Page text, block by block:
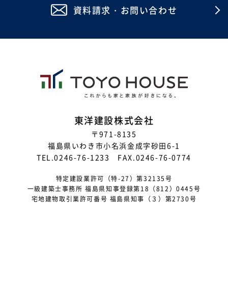
2025年12月
2025年7月
2025年6月
2025年5月
2025年4月
2025年3月
2025年2月
資料請求・お問い合わせ
東洋建設株式会社
〒971-8135
福島県いわき市小名浜金成字砂田6-1
TEL.0246-76-1233 FAX.0246-76-0774
特定建設業許可（特-27）第32135号
一級建築士事務所 福島県知事登録第18（812）0445号
宅地建物取引業許可番号 福島県知事（３）第2730号